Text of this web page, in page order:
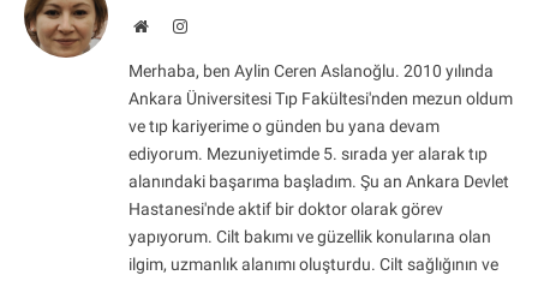
WebsiteInstagram
Merhaba, ben Aylin Ceren Aslanoğlu. 2010 yılında
Ankara Üniversitesi Tıp Fakültesi'nden mezun oldum
ve tıp kariyerime o günden bu yana devam
ediyorum. Mezuniyetimde 5. sırada yer alarak tıp
alanındaki başarıma başladım. Şu an Ankara Devlet
Hastanesi'nde aktif bir doktor olarak görev
yapıyorum. Cilt bakımı ve güzellik konularına olan
ilgim, uzmanlık alanımı oluşturdu. Cilt sağlığının ve